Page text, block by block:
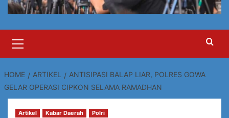
Menu
HOME ARTIKEL
ANTISIPASI BALAP LIAR, POLRES GOWA
GELAR OPERASI CIPKON SELAMA RAMADHAN
Artikel Kabar Daerah Polri